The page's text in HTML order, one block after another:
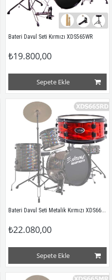
Bateri Davul Seti Kırmızı XDS565WR
₺19.800,00
Sepete Ekle
Bateri Davul Seti Metalik Kırmızı XDS665RD
₺22.080,00
Sepete Ekle